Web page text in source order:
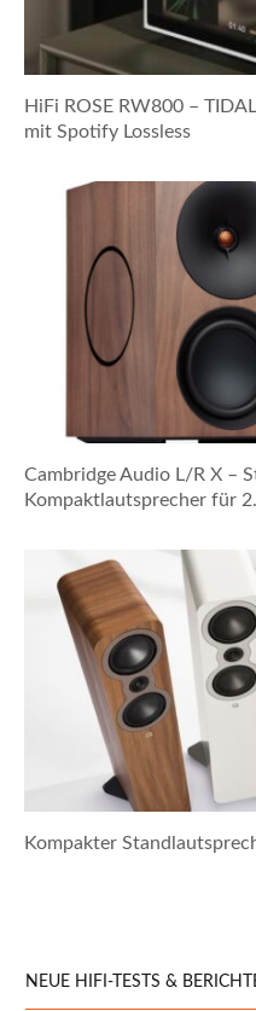
HiFi ROSE RW800 –
mit Spotify Lossless
Cambridge Audio L/R X –
Kompaktlautsprecher für
Kompakter
NEUE HIFI-TESTS &